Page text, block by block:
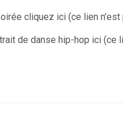
cliquez ici (ce lien n’est
de danse hip-hop ici (ce